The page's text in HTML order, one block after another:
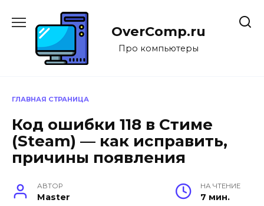
содержанию
OverComp.ru
Про компьютеры
ГЛАВНАЯ СТРАНИЦА
Код ошибки 118 в Стиме
(Steam) — как исправить,
причины появления
АВТОР
Master
НА ЧТЕНИЕ
7 мин.